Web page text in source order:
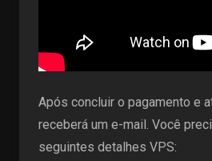
Após concluir o pagamento e
receberá um e-mail. Você
seguintes detalhes VPS: